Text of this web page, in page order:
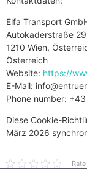
Elfa Transport
Autokaderstraße
1210 Wien,
Österreich
Website: https://
E-Mail: info@
Phone number:
Diese Cookie-
März 2026